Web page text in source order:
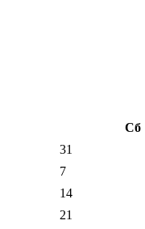
Сб
31
7
14
21